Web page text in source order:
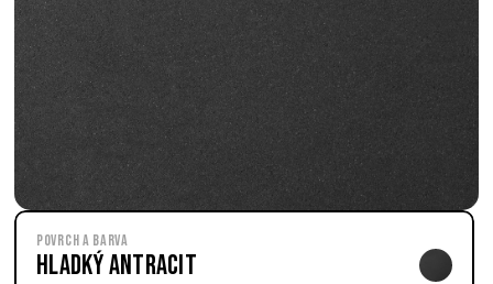
Povrch a barva
Hladký Antracit